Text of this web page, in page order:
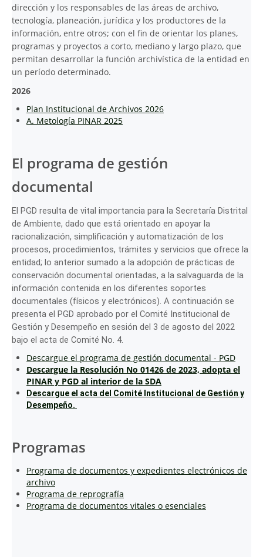
dirección y los responsables de las áreas de archivo,
tecnología, planeación, jurídica y los productores de la
información, entre otros; con el fin de orientar los planes,
programas y proyectos a corto, mediano y largo plazo, que
permitan desarrollar la función archivística de la entidad en
un período determinado.
2026
Plan Institucional de Archivos 2026
A. Metología PINAR 2025
El programa de gestión
documental
El PGD resulta de vital importancia para la Secretaría Distrital
de Ambiente, dado que está orientado en apoyar la
racionalización, simplificación y automatización de los
procesos, procedimientos, trámites y servicios que ofrece la
entidad; lo anterior sumado a la adopción de prácticas de
conservación documental orientadas, a la salvaguarda de la
información contenida en los diferentes soportes
documentales (físicos y electrónicos). A continuación se
presenta el PGD aprobado por el Comité Institucional de
Gestión y Desempeño en sesión del 3 de agosto del 2022
bajo el acta de Comité No. 4.
Descargue el programa de gestión documental - PGD
Descargue la Resolución No 01426 de 2023, adopta el
PINAR y PGD al interior de la SDA
Descargue el acta del Comité Institucional de Gestión y
Desempeño.
Programas
Programa de documentos y expedientes electrónicos de
archivo
Programa de reprografía
Programa de documentos vitales o esenciales